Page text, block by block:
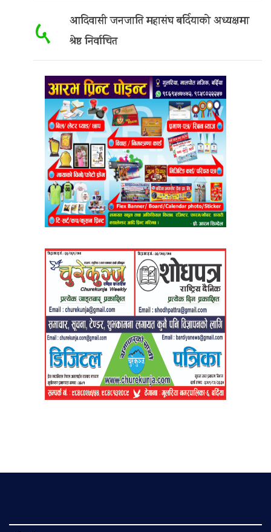
५ आदिवासी जनजाति महासंघ बर्दियाको अध्यक्षमा
श्रेष्ठ निर्वाचित